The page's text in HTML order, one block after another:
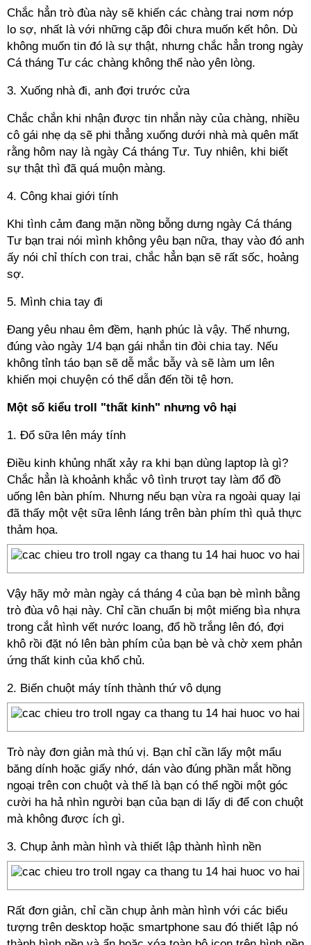
Chắc hẳn trò đùa này sẽ khiến các chàng trai nơm nớp
lo sợ, nhất là với những cặp đôi chưa muốn kết hôn. Dù
không muốn tin đó là sự thật, nhưng chắc hẳn trong ngày
Cá tháng Tư các chàng không thể nào yên lòng.
3. Xuống nhà đi, anh đợi trước cửa
Chắc chắn khi nhận được tin nhắn này của chàng, nhiều
cô gái nhẹ dạ sẽ phi thẳng xuống dưới nhà mà quên mất
rằng hôm nay là ngày Cá tháng Tư. Tuy nhiên, khi biết
sự thật thì đã quá muộn màng.
4. Công khai giới tính
Khi tình cảm đang mặn nồng bỗng dưng ngày Cá tháng
Tư bạn trai nói mình không yêu bạn nữa, thay vào đó anh
ấy nói chỉ thích con trai, chắc hẳn bạn sẽ rất sốc, hoảng
sợ.
5. Mình chia tay đi
Đang yêu nhau êm đềm, hạnh phúc là vậy. Thế nhưng,
đúng vào ngày 1/4 bạn gái nhắn tin đòi chia tay. Nếu
không tỉnh táo bạn sẽ dễ mắc bẫy và sẽ làm um lên
khiến mọi chuyện có thể dẫn đến tồi tệ hơn.
Một số kiểu troll "thất kinh" nhưng vô hại
1. Đổ sữa lên máy tính
Điều kinh khủng nhất xảy ra khi bạn dùng laptop là gì?
Chắc hẳn là khoảnh khắc vô tình trượt tay làm đổ đồ
uống lên bàn phím. Nhưng nếu bạn vừa ra ngoài quay lại
đã thấy một vệt sữa lênh láng trên bàn phím thì quả thực
thảm họa.
Vậy hãy mở màn ngày cá tháng 4 của bạn bè mình bằng
trò đùa vô hại này. Chỉ cần chuẩn bị một miếng bìa nhựa
trong cắt hình vết nước loang, đổ hồ trắng lên đó, đợi
khô rồi đặt nó lên bàn phím của bạn bè và chờ xem phản
ứng thất kinh của khổ chủ.
2. Biến chuột máy tính thành thứ vô dụng
Trò này đơn giản mà thú vị. Bạn chỉ cần lấy một mẩu
băng dính hoặc giấy nhớ, dán vào đúng phần mắt hồng
ngoại trên con chuột và thế là bạn có thể ngồi một góc
cười ha hả nhìn người bạn của bạn di lấy di để con chuột
mà không được ích gì.
3. Chụp ảnh màn hình và thiết lập thành hình nền
Rất đơn giản, chỉ cần chụp ảnh màn hình với các biểu
tượng trên desktop hoặc smartphone sau đó thiết lập nó